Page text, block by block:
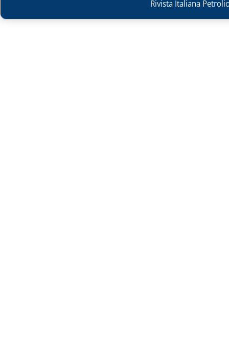
Rivista Italiana